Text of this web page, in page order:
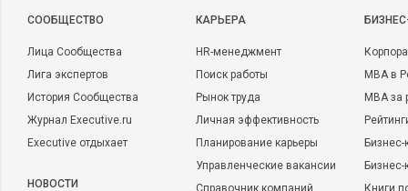
CООБЩЕСТВО
Лица Сообщества
Лига экспертов
История Сообщества
Журнал Executive.ru
Executive отдыхает
НОВОСТИ
КАРЬЕРА
HR-менеджмент
Поиск работы
Рынок труда
Личная эффективность
Планирование карьеры
Управленческие вакансии
Справочник компаний
MBA в
MBA
Бизнес-
Книги